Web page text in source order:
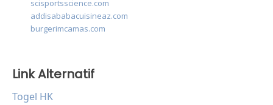
scisportsscience.com
addisababacuisineaz.com
burgerimcamas.com
Link Alternatif
Togel HK